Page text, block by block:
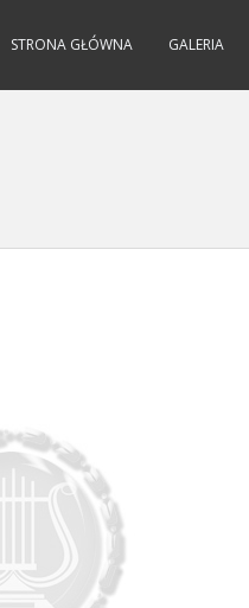
STRONA GŁÓWNA GALERIA